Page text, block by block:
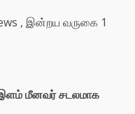
, இன்றய வருகை 1
இளம் மீனவர் சடலமாக